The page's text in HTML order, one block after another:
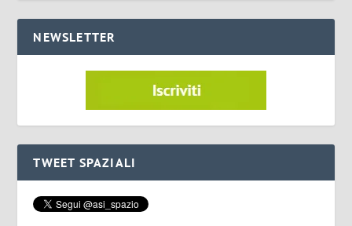
NEWSLETTER
TWEET SPAZIALI